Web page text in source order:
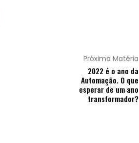
Próxima Matéria
2022 é o ano da
Automação. O que
esperar de um ano
transformador?